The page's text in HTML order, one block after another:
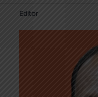
Editor